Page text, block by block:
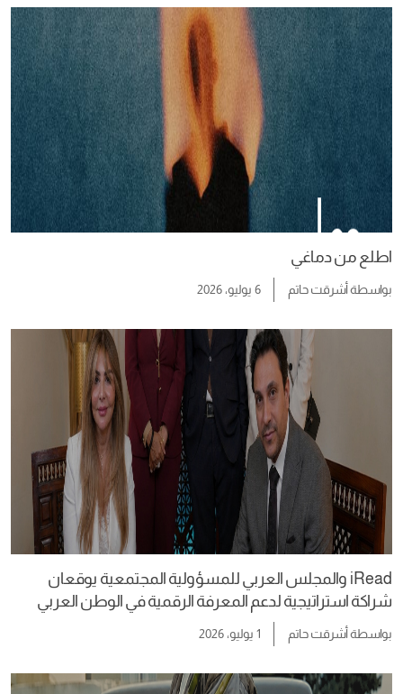
اطلع من دماغي
بواسطةأشرقت حاتم 6 يوليو، 2026
iRead والمجلس العربي للمسؤولية المجتمعية يوقعان
شراكة استراتيجية لدعم المعرفة الرقمية في الوطن العربي
بواسطةأشرقت حاتم 1 يوليو، 2026